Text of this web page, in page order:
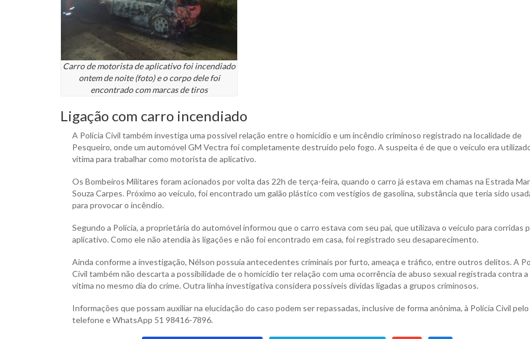
Carro de motorista de aplicativo foi incendiado
ontem de noite (foto) e o corpo dele foi
encontrado com marcas de tiros
Ligação com carro incendiado
A Polícia Civil também investiga uma possível relação entre o homicídio e um incêndio criminoso registrado na localidade de
Pesqueiro, onde um automóvel GM Vectra foi completamente destruído pelo fogo. A suspeita é de que o veículo era
vítima para trabalhar como motorista de aplicativo.
Os Bombeiros Militares foram acionados por volta das 22h de terça-feira, quando o carro já estava em chamas na Estrada
Souza Carpes. Próximo ao veículo, foi encontrado um galão plástico com vestígios de gasolina, substância que teria sido
para provocar o incêndio.
Segundo a Polícia, a proprietária do automóvel informou que o carro estava com seu pai, que utilizava o veículo para corridas
aplicativo. Como ele não atendia às ligações e não foi encontrado em casa, foi registrado seu desaparecimento.
Ainda conforme a investigação, Nélson possuía antecedentes criminais por furto, ameaça e tráfico, entre outros delitos. A
Civil também não descarta a possibilidade de o homicídio ter relação com uma ocorrência de abuso sexual registrada contra a
vítima no mesmo dia do crime. Outra linha investigativa considera possíveis dívidas ligadas a grupos criminosos.
Informações que possam auxiliar na elucidação do caso podem ser repassadas, inclusive de forma anônima, à Polícia Civil pelo
telefone e WhatsApp 51 98416-7896.